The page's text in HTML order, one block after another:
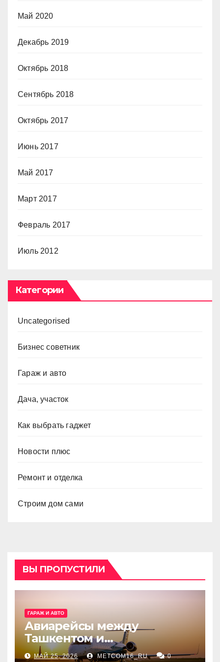
Май 2020
Декабрь 2019
Октябрь 2018
Сентябрь 2018
Октябрь 2017
Июнь 2017
Май 2017
Март 2017
Февраль 2017
Июль 2012
Категории
Uncategorised
Бизнес советник
Гараж и авто
Дача, участок
Как выбрать гаджет
Новости плюс
Ремонт и отделка
Строим дом сами
ВЫ ПРОПУСТИЛИ
ГАРАЖ И АВТО
Авиарейсы между
Ташкентом и
Екатеринбургом
МАЙ 25, 2026 METCOM16_RU 0